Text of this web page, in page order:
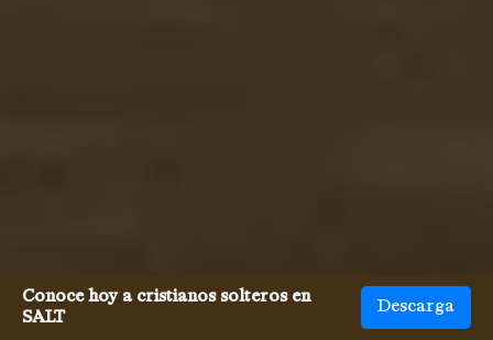
Conoce hoy a cristianos solteros en
SALT
Descarga